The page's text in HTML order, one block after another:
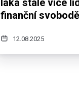
finanční svobodě
12.08.2025